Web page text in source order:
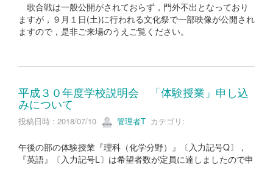
歌合戦は一般公開がされておらず，門外不出となっており
ますが，９月１日(土)に行われる文化祭で一部映像が公開され
ますので，是非ご来場のうえご覧ください。
平成３０年度学校説明会 「体験授業」申し込
みについて
投稿日時 : 2018/07/10 管理者T カテゴリ:
午後の部の体験授業『理科（化学分野）』〔入力記号Q〕，
『英語』〔入力記号L〕は希望者数が定員に達しましたので申